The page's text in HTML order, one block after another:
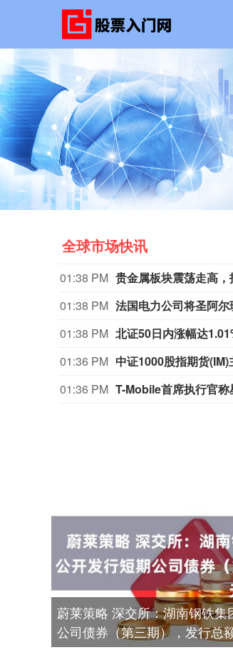
全球市场快讯
01:38 PM 贵金属板块震荡走高
01:38 PM
01:38 PM
01:36 PM 中证1000股指期货
01:36 PM T-Mobile首席执行官
蔚莱策略 深交所：湖南钢铁
公司债券（第三期），发行总